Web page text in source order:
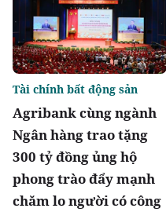
Agribank cùng ngành
Ngân hàng trao tặng
300 tỷ đồng ủng hộ
phong trào đẩy mạnh
chăm lo người có công
Tài chính bất động sản